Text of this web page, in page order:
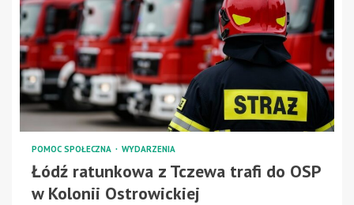
POMOC SPOŁECZNA WYDARZENIA
Łódź ratunkowa z Tczewa trafi do OSP
w Kolonii Ostrowickiej